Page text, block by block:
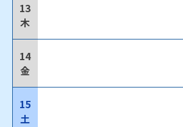
13
木
14
金
15
土